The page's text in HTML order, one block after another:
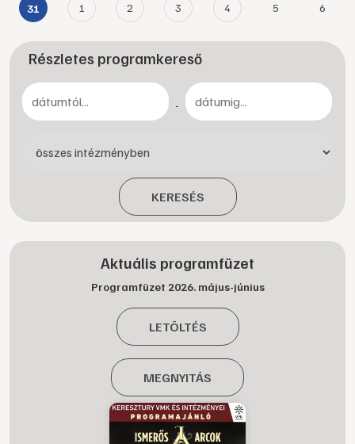
31 1 2 3 4 5 6
Részletes programkereső
-
KERESÉS
Aktuális programfüzet
Programfüzet 2026. május-június
LETÖLTÉS
MEGNYITÁS